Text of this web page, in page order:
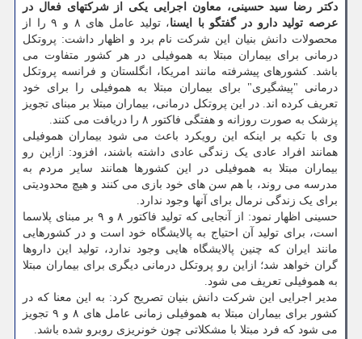
دکتر رضا سید حسینی، معاون اجرایی یکی از شرکتهای فعال در
عرصه تولید دارو در گفتگو با ایسنا
، تولید عامل های ۸ و ۹ را از
محصولات دانش بنیان این شرکت نام برد و اظهار داشت: پروتکل
درمانی برای بیماران مبتلا به هموفیلی در هر کشور متفاوت می
باشد. کشورهای پیشرفته مانند امریکا، انگلستان و فرانسه پروتکل
درمانی "پیشگیری" برای بیماران مبتلا به هموفیلی را برای خود
تعریف کرده اند. در این پروتکل درمانی، بیماران مبتلا بر مبنای تجویز
پزشک به صورت روزانه و هفتگی فاکتور ۸ را دریافت می کنند.
وی با تکیه بر اینکه این رویکرد باعث می شود بیماران هموفیلی
همانند افراد عادی یک زندگی عادی داشته باشند، افزود: ازاین رو
بیماران مبتلا به هموفیلی در این کشورها همانند سایر مردم به
مدرسه می روند، با هم سن های خود بازی می کنند و هیچ محدودیتی
برای یک زندگی نرمال برای آنها وجود ندارد.
حسینی اظهار نمود: از آنجایی که تولید فاکتور ۸ و ۹ بر مبنای پلاسما
است، برای تولید آن احتیاج به پالایشگاه خود است و در کشورهایی
مانند ایران که چنین پالایشگاه هایی وجود ندارد، تولید این داروها
گران خواهد شد؛ ازاین رو پروتکل درمانی دیگری برای بیماران مبتلا
به هموفیلی تعریف می شود.
مدیر اجرایی این شرکت دانش بنیان تصریح کرد: به این معنا که در
کشور برای بیماران مبتلا به هموفیلی زمانی عامل های ۸ و ۹ تجویز
می شود که فرد مبتلا با مشکلاتی چون خونریزی روبرو شده باشد.